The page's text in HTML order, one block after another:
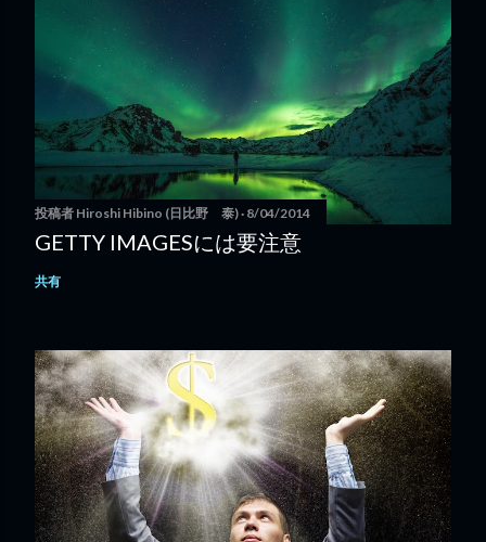
投稿者 Hiroshi Hibino (日比野 泰) 8/04/2014
GETTY IMAGESには要注意
共有